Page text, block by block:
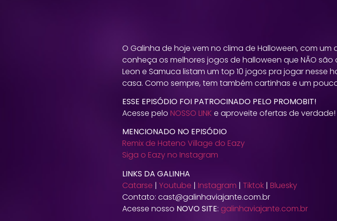
O Galinha de hoje vem no clima de Halloween, com
conheça os melhores jogos de halloween que NÃO são
Leon e Samuca listam um top 10 jogos pra jogar nesse
casa. Como sempre, tem também cartinhas e um
ESSE EPISÓDIO FOI PATROCINADO PELO PROMOBIT!
Acesse pelo NOSSO LINK e aproveite ofertas de verdade!
MENCIONADO NO EPISÓDIO
Remix de Hateno Village do Eazy
Siga o Eazy no Instagram
LINKS DA GALINHA
Catarse | Youtube | Instagram | Tiktok | Bluesky
Contato: cast@galinhaviajante.com.br
Acesse nosso NOVO SITE: galinhaviajante.com.br